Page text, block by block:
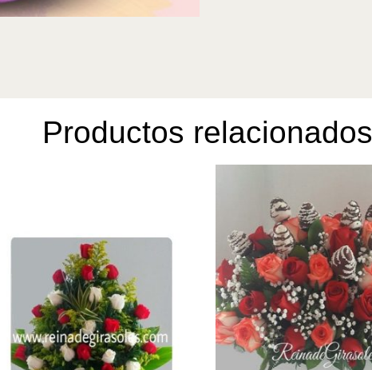
Productos relacionados